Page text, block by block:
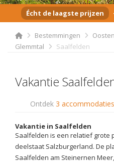
Écht de laagste prijzen
Bestemmingen
Glemmtal
Saalfelden
Vakantie
Ontdek 3 accommodaties
Vakantie in Saalfelden
Saalfelden is een relatief grote
deelstaat Salzburgerland. De
Saalfelden am Steinernen